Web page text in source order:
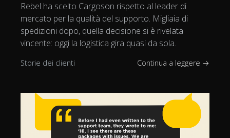
Rebel ha scelto Cargoson rispetto al leader di
mercato per la qualità del supporto. Migliaia di
spedizioni dopo, quella decisione si è rivelata
vincente: oggi la logistica gira quasi da sola.
Storie dei clienti Continua a leggere →